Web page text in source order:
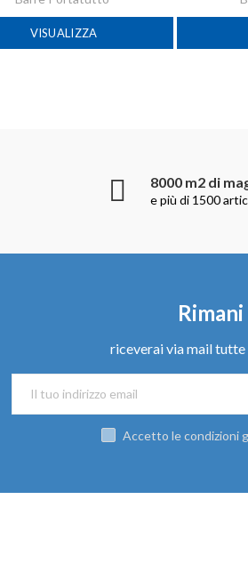
VISUALIZZA
8000 m2 di
e più di 1500
riceverai via mail
Accetto le condizioni